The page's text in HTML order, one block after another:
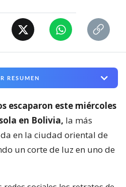
RESUMEN
escaparon este miércoles
en Bolivia, la más
en la ciudad oriental de
un corte de luz en uno de